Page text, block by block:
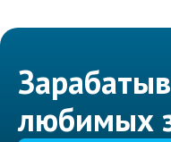
любимых